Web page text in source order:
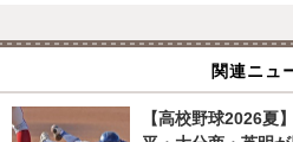
関連ニュ
【高校野球2026夏